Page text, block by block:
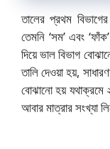
তালের প্রথম
তেমনি ‘সম’ এবং
দিয়ে ভাল বিভাগ
তালি দেওয়া হয়,
বোঝানো হয় যথাক্রমে
আবার মাত্রার সংখ্যা